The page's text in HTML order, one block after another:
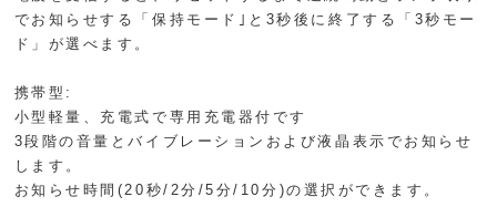
でお知らせする「保持モード｣と3秒後に終了する「3秒モー
ド」が選べます。
携帯型:
小型軽量、充電式で専用充電器付です
3段階の音量とバイブレーションおよび液晶表示でお知らせ
します。
お知らせ時間(20秒/2分/5分/10分)の選択ができます。